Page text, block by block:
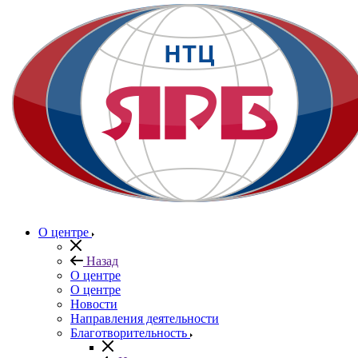
О центре
Назад
О центре
О центре
Новости
Направления деятельности
Благотворительность